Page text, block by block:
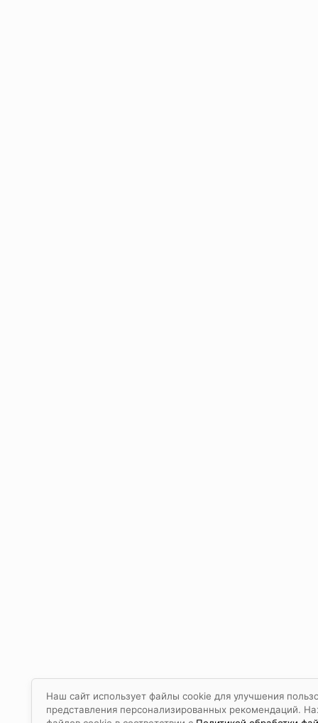
Наш сайт использует файлы cookie для улучшения
представления персонализированных рекомендаций.